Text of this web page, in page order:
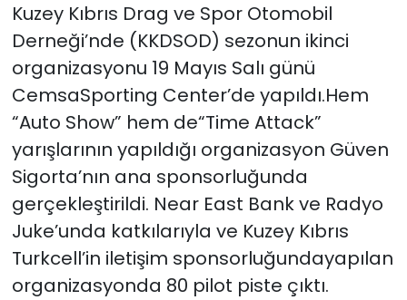
Kuzey Kıbrıs Drag ve Spor Otomobil
Derneği’nde (KKDSOD) sezonun ikinci
organizasyonu 19 Mayıs Salı günü
CemsaSporting Center’de yapıldı.Hem
“Auto Show” hem de“Time Attack”
yarışlarının yapıldığı organizasyon Güven
Sigorta’nın ana sponsorluğunda
gerçekleştirildi. Near East Bank ve Radyo
Juke’unda katkılarıyla ve Kuzey Kıbrıs
Turkcell’in iletişim sponsorluğundayapılan
organizasyonda 80 pilot piste çıktı.
Otomobil Dünyası
Politika
SAĞLIK
Spor
Teknoloji
TÜRKiYE